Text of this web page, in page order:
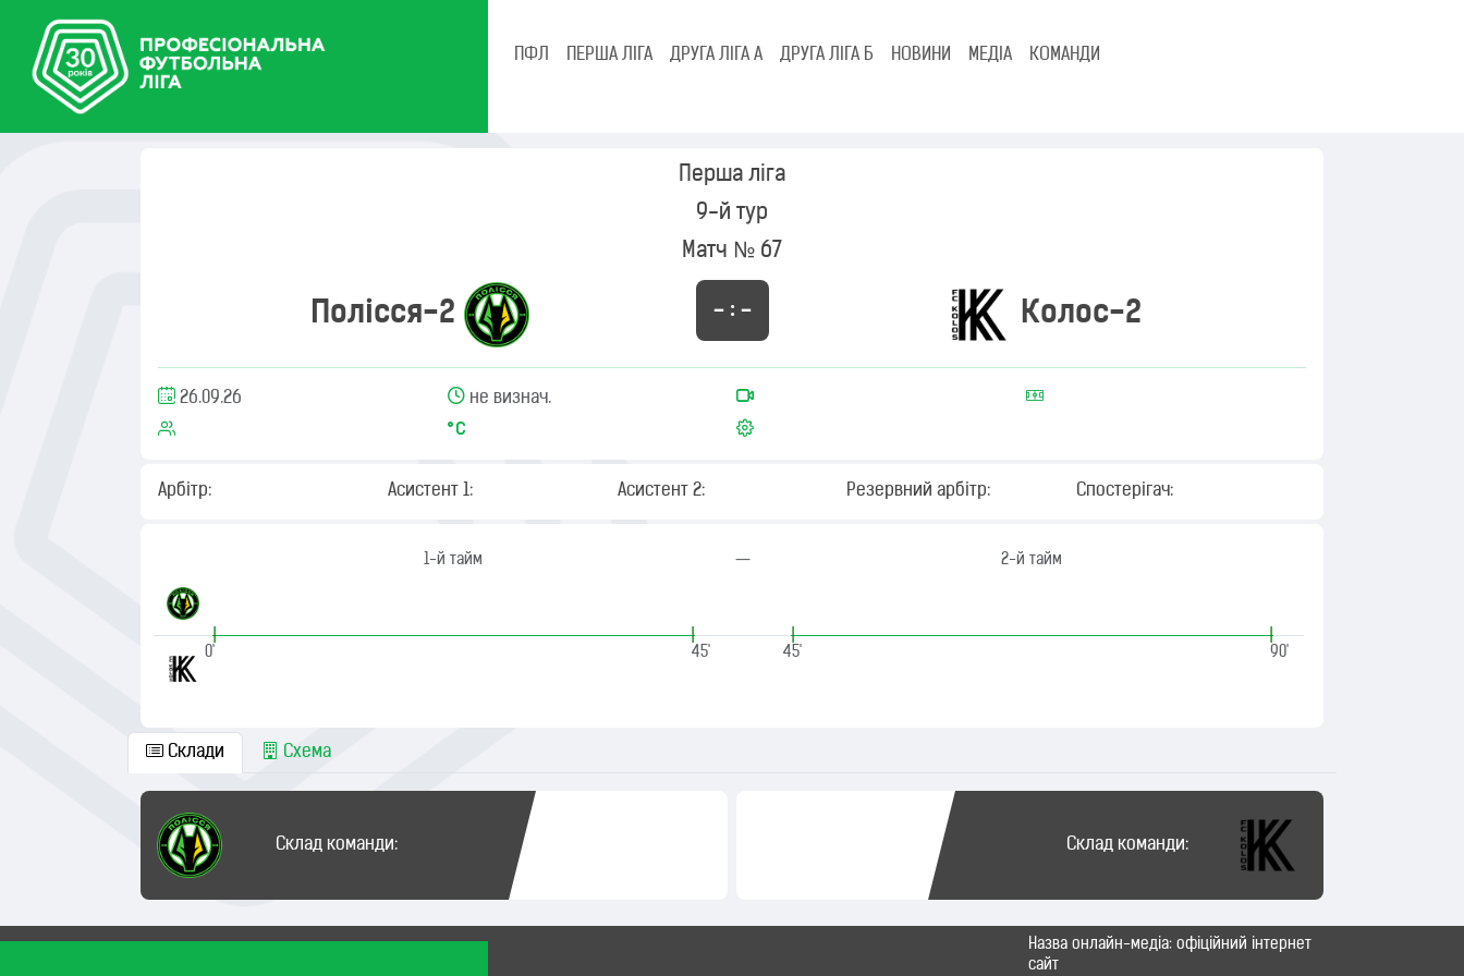
ПФЛ ПЕРША ЛІГА ДРУГА ЛІГА А ДРУГА ЛІГА Б НОВИНИ МЕДІА КОМАНДИ
Перша ліга
9-й тур
Матч № 67
Полісся-2 – : – Колос-2
26.09.26 не визнач.
Арбітр: Асистент 1: Асистент 2: Резервний арбітр: Спостерігач:
1-й тайм
|
0'
|
45'
— 2-й тайм
|
45'
|
90'
Склади Схема
Склад команди: Склад команди:
Назва онлайн-медіа: офіційний інтернет
сайт